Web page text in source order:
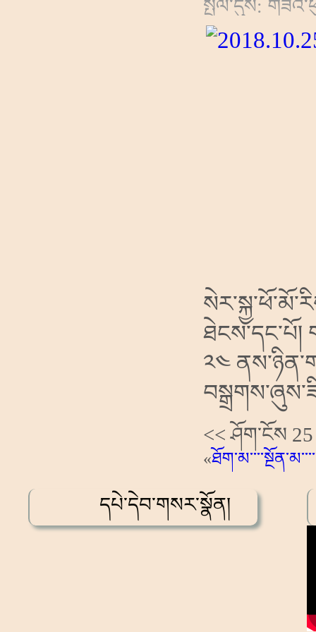
སྤེལ་དུས:
ཐེངས་དང་པོ།
༢༤
<< ཤོག་ངོས 25
«ཐོག་མ
དཔེ་དེབ་གསར་སྣོན།